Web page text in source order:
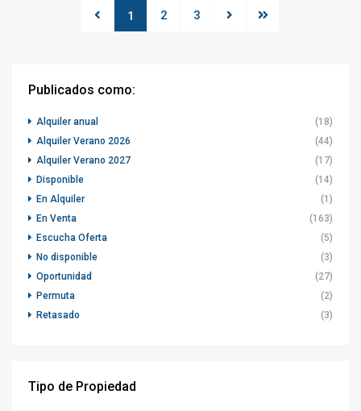
1 2 3
Publicados como:
Alquiler anual
(18)
Alquiler Verano 2026
(44)
Alquiler Verano 2027
(17)
Disponible
(14)
En Alquiler
(1)
En Venta
(163)
Escucha Oferta
(5)
No disponible
(3)
Oportunidad
(27)
Permuta
(2)
Retasado
(3)
Tipo de Propiedad